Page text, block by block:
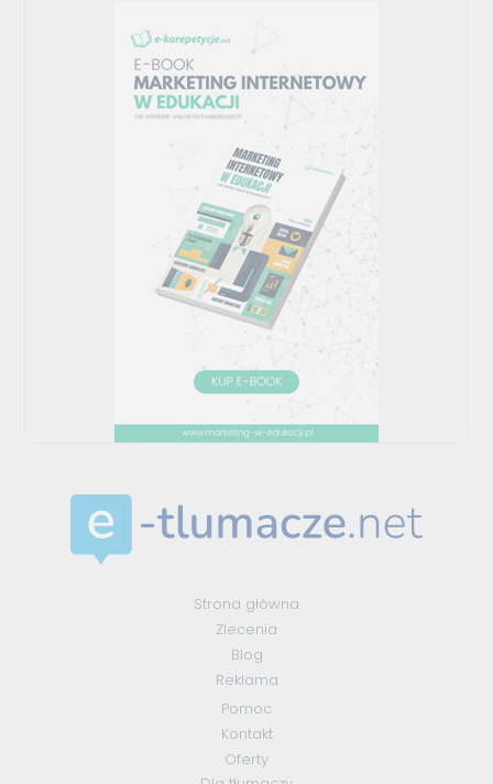
Strona główna
Zlecenia
Blog
Reklama
Pomoc
Kontakt
Oferty